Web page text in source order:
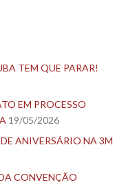
TEM QUE PARAR!
EM PROCESSO
19/05/2026
ANIVERSÁRIO NA 3M
CONVENÇÃO